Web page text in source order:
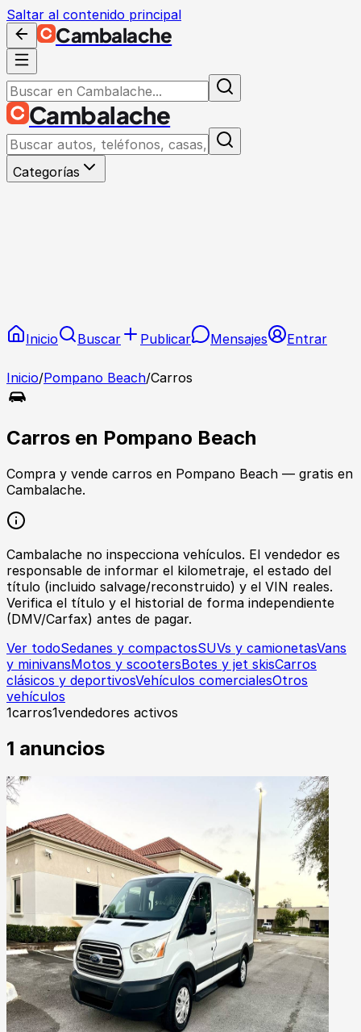
Saltar al contenido principal
Cambalache
Cambalache
Categorías
Inicio Buscar Publicar Mensajes Entrar
Inicio/Pompano Beach/Carros
Carros en Pompano Beach
Compra y vende carros en Pompano Beach — gratis en
Cambalache.
Cambalache no inspecciona vehículos. El vendedor es
responsable de informar el kilometraje, el estado del
título (incluido salvage/reconstruido) y el VIN reales.
Verifica el título y el historial de forma independiente
(DMV/Carfax) antes de pagar.
Ver todoSedanes y compactosSUVs y camionetasVans
y minivansMotos y scootersBotes y jet skisCarros
clásicos y deportivosVehículos comercialesOtros
vehículos
1carros1vendedores activos
1 anuncios